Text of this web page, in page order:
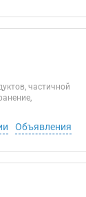
частичной
Объявления